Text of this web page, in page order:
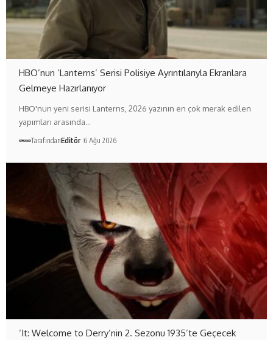
HBO’nun ‘Lanterns’ Serisi Polisiye Ayrıntılarıyla Ekranlara
Gelmeye Hazırlanıyor
HBO'nun yeni serisi Lanterns, 2026 yazının en çok merak edilen
yapımları arasında…
TarafındanEditör 6 Ağu 2026
‘It: Welcome to Derry’nin 2. Sezonu 1935’te Geçecek